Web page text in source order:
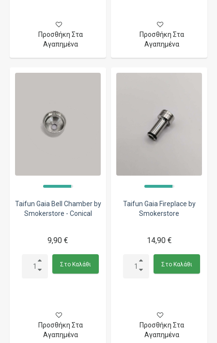
Προσθήκη Στα
Αγαπημένα
Προσθήκη Στα
Αγαπημένα
Taifun Gaia Bell Chamber by
Smokerstore - Conical
9,90 €
Στο Καλάθι
Προσθήκη Στα
Αγαπημένα
Taifun Gaia Fireplace by
Smokerstore
14,90 €
Στο Καλάθι
Προσθήκη Στα
Αγαπημένα